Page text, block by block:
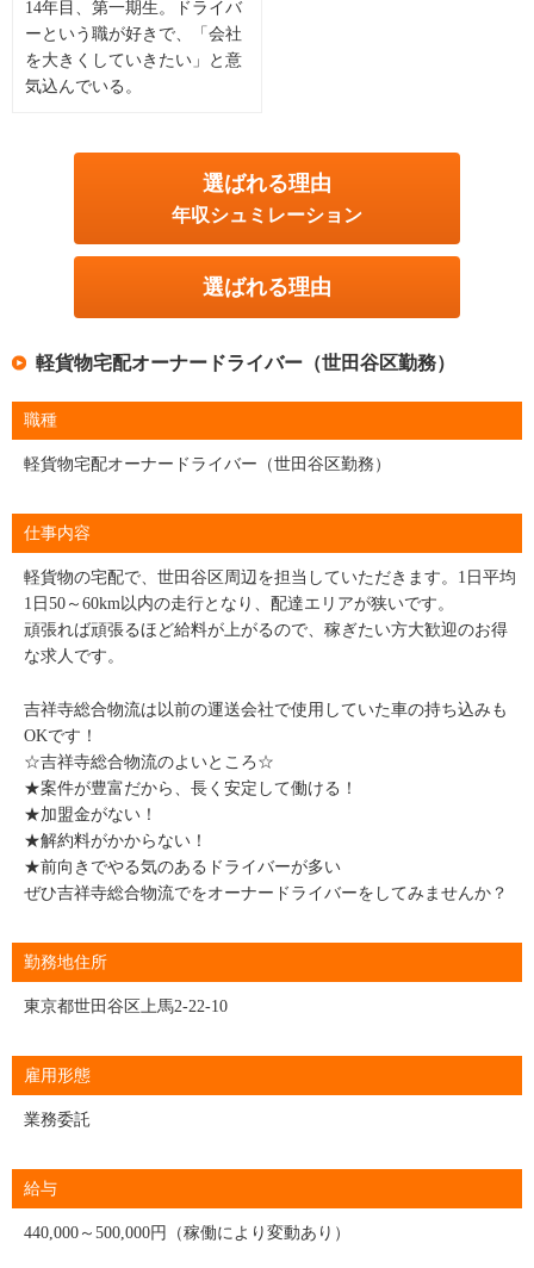
14年目、第一期生。ドライバ
ーという職が好きで、「会社
を大きくしていきたい」と意
気込んでいる。
選ばれる理由
年収シュミレーション
選ばれる理由
軽貨物宅配オーナードライバー（世田谷区勤務）
職種
軽貨物宅配オーナードライバー（世田谷区勤務）
仕事内容
軽貨物の宅配で、世田谷区周辺を担当していただきます。1日平均
1日50～60km以内の走行となり、配達エリアが狭いです。
頑張れば頑張るほど給料が上がるので、稼ぎたい方大歓迎のお得
な求人です。
吉祥寺総合物流は以前の運送会社で使用していた車の持ち込みも
OKです！
☆吉祥寺総合物流のよいところ☆
★案件が豊富だから、長く安定して働ける！
★加盟金がない！
★解約料がかからない！
★前向きでやる気のあるドライバーが多い
ぜひ吉祥寺総合物流でをオーナードライバーをしてみませんか？
勤務地住所
東京都世田谷区上馬2-22-10
雇用形態
業務委託
給与
440,000～500,000円（稼働により変動あり）